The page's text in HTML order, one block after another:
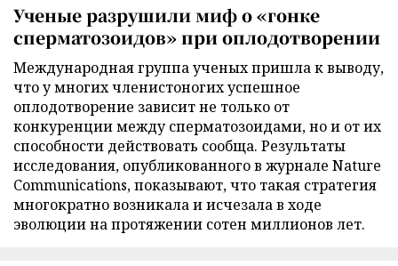
Ученые разрушили миф о «гонке
сперматозоидов» при оплодотворении
Международная группа ученых пришла к выводу,
что у многих членистоногих успешное
оплодотворение зависит не только от
конкуренции между сперматозоидами, но и от их
способности действовать сообща. Результаты
исследования, опубликованного в журнале Nature
Communications, показывают, что такая стратегия
многократно возникала и исчезала в ходе
эволюции на протяжении сотен миллионов лет.